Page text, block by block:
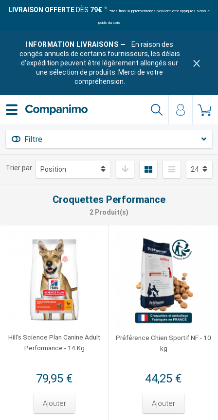
LIVRAISON OFFERTE DÈS 79€ *des frais supplémentaires peuvent être appliqués selon le
poids du colis
INFORMATION LIVRAISONS —
En raison des
congés annuels de certains fournisseurs, les délais
d'expédition peuvent être légèrement allongés sur
une sélection de produits. Merci de votre
compréhension.
Filtre
Trier par
Croquettes Performance
2 Produit(s)
Hill's Science Plan Canine Adult
Performance - 14 Kg
79,95 €
Ajouter
Préférence Chien Sportif NF - 10
kg
44,25 €
Ajouter